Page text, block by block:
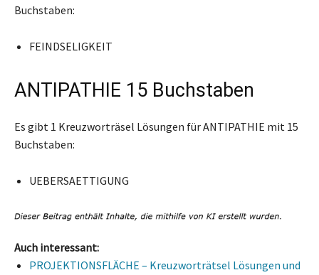
Buchstaben:
FEINDSELIGKEIT
ANTIPATHIE 15 Buchstaben
Es gibt 1 Kreuzworträsel Lösungen für ANTIPATHIE mit 15
Buchstaben:
UEBERSAETTIGUNG
Auch interessant:
PROJEKTIONSFLÄCHE – Kreuzworträtsel Lösungen und